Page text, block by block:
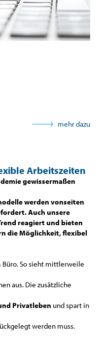
mehr dazu
Arbeitszeiten
gewissermaßen
werden vonseiten
Auch unsere
reagiert und bieten
die Möglichkeit, flexibel
Büro. So sieht mittlerweile
aus. Die zusätzliche
Privatleben und spart in
werden muss.